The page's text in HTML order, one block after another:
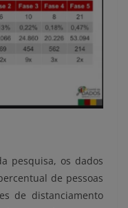
pesquisa, os dados
de pessoas
de distanciamento